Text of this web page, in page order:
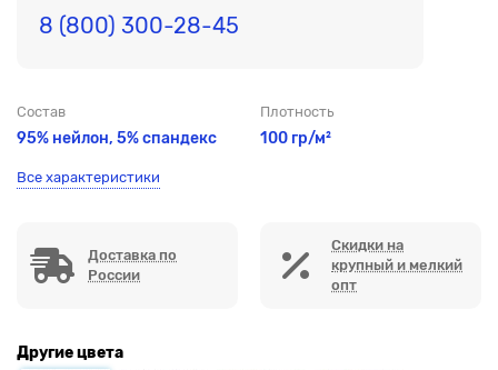
8 (800) 300-28-45
Состав
95% нейлон, 5% спандекс
Плотность
100 гр/м²
Все характеристики
Доставка по
России
Скидки на
крупный и мелкий
опт
Другие цвета